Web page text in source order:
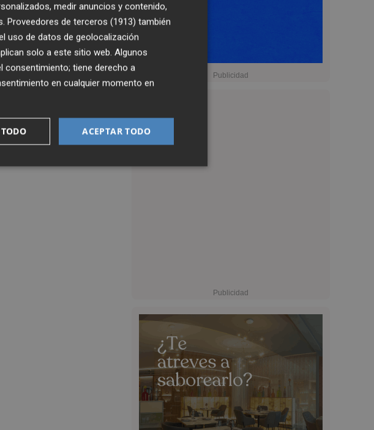
medir anuncios y contenido,
Proveedores de terceros (1913) también
uso de datos de geolocalización
solo a este sitio web. Algunos
consentimiento; tiene derecho a
en cualquier momento en
ACEPTAR TODO